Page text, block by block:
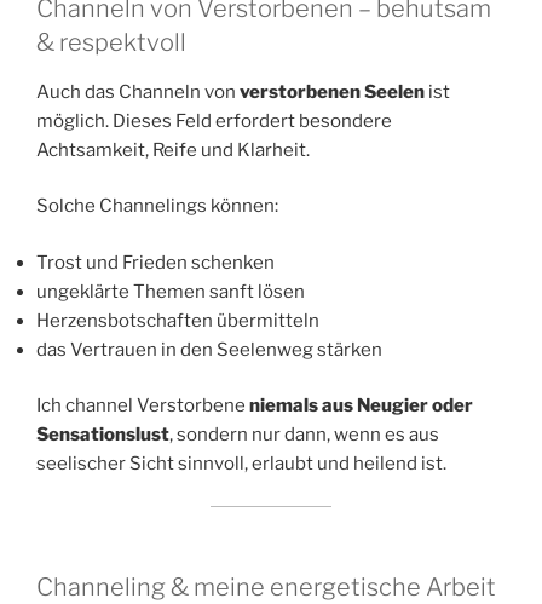
Channeln von Verstorbenen – behutsam
& respektvoll
Auch das Channeln von verstorbenen Seelen ist
möglich. Dieses Feld erfordert besondere
Achtsamkeit, Reife und Klarheit.
Solche Channelings können:
Trost und Frieden schenken
ungeklärte Themen sanft lösen
Herzensbotschaften übermitteln
das Vertrauen in den Seelenweg stärken
Ich channel Verstorbene niemals aus Neugier oder
Sensationslust, sondern nur dann, wenn es aus
seelischer Sicht sinnvoll, erlaubt und heilend ist.
Channeling & meine energetische Arbeit